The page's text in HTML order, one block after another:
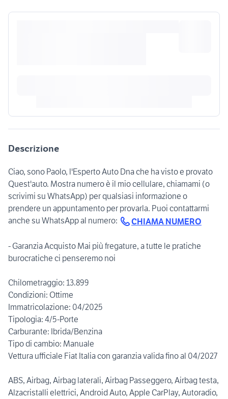
Descrizione
Ciao, sono Paolo, l'Esperto Auto Dna che ha visto e provato
Quest'auto. Mostra numero è il mio cellulare, chiamami (o
scrivimi su WhatsApp) per qualsiasi informazione o
prendere un appuntamento per provarla. Puoi contattarmi
anche su WhatsApp al numero:
CHIAMA NUMERO
- Garanzia Acquisto Mai più fregature, a tutte le pratiche
burocratiche ci penseremo noi
Chilometraggio: 13.899
Condizioni: Ottime
Immatricolazione: 04/2025
Tipologia: 4/5-Porte
Carburante: Ibrida/Benzina
Tipo di cambio: Manuale
Vettura ufficiale Fiat Italia con garanzia valida fino al 04/2027
ABS, Airbag, Airbag laterali, Airbag Passeggero, Airbag testa,
Alzacristalli elettrici, Android Auto, Apple CarPlay, Autoradio,